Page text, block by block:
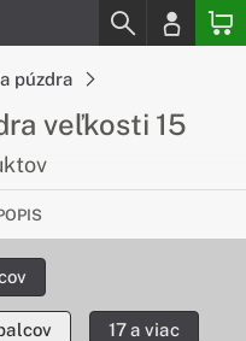
púzdra
veľkosti 15
s Vašim
výhody, ktoré
so zariadením
17 a viac